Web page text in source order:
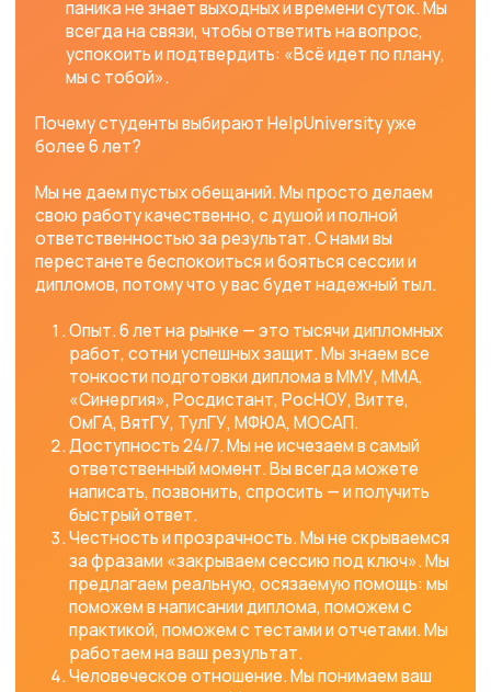
Наша команда поможет
ключ для студентов
ММУ, ММА, Синергии,
Росдистант, РосНОУ,
Витте, ВятГУ, ОмГА,
МФЮА, ТулГУ, МосАП
Команда helpuniversity представляет
собой сообщество преподавателей и
студентов, которые готовы помочь
студентам по самым разным
направлениям. Мы имеем более 6 лет
опыта, высокое качество работы
подтверждено более 1000 отзывами от
студентов, и у нас работают лучшие
специалисты. Если у вас возникли
трудности с написанием курсовой
работы, команда helpuniversity всегда
готова помочь. Оставьте заявку на сайте
https://helpuniversity.ru/ или напишите
нам в любом мессенджере, и мы
незамедлительно свяжемся с вами!
МФЮА, МОСАП, и вам нужна качественная помощь в
написании диплома под ключ, не тяните до
последней ночи.
Оставьте заявку на нашем сайте: helpuniversity.ru
Мы незамедлительно свяжемся с вами, обсудим
детали, тему, требования вашего вуза и
предложим решение, которое избавит вас от
дне. Вместе мы дойдем до самого верха — до
вашего красного диплома и блестящей защиты!